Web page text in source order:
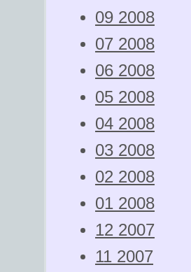
09 2008
07 2008
06 2008
05 2008
04 2008
03 2008
02 2008
01 2008
12 2007
11 2007